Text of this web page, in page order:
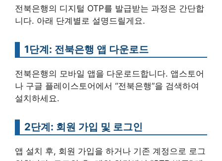
전북은행의 디지털 OTP를 발급받는 과정은 간단합
니다. 아래 단계별로 설명드릴게요.
1단계: 전북은행 앱 다운로드
전북은행의 모바일 앱을 다운로드합니다. 앱스토어
나 구글 플레이스토어에서 “전북은행”을 검색하여
설치하세요.
2단계: 회원 가입 및 로그인
앱 설치 후, 회원 가입을 하거나 기존 계정으로 로그